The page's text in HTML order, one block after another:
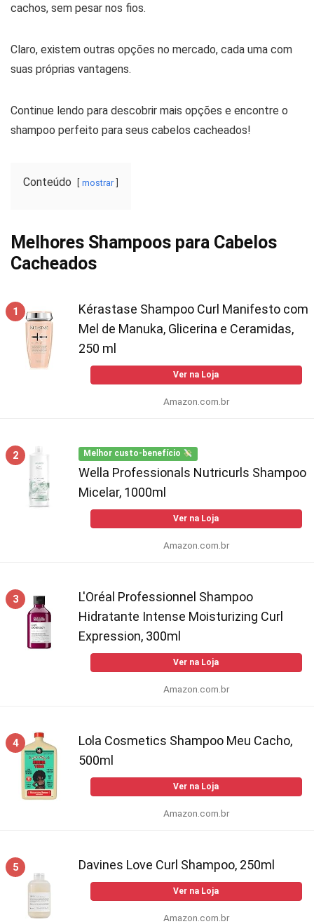
cachos, sem pesar nos fios.
Claro, existem outras opções no mercado, cada uma com
suas próprias vantagens.
Continue lendo para descobrir mais opções e encontre o
shampoo perfeito para seus cabelos cacheados!
Conteúdo mostrar
Melhores Shampoos para Cabelos
Cacheados
1
Kérastase Shampoo Curl Manifesto com
Mel de Manuka, Glicerina e Ceramidas,
250 ml
Ver na Loja
Amazon.com.br
2 Melhor custo-benefício
Wella Professionals Nutricurls Shampoo
Micelar, 1000ml
Ver na Loja
Amazon.com.br
3
L'Oréal Professionnel Shampoo
Hidratante Intense Moisturizing Curl
Expression, 300ml
Ver na Loja
Amazon.com.br
4
Lola Cosmetics Shampoo Meu Cacho,
500ml
Ver na Loja
Amazon.com.br
5 Davines Love Curl Shampoo, 250ml
Ver na Loja
Amazon.com.br